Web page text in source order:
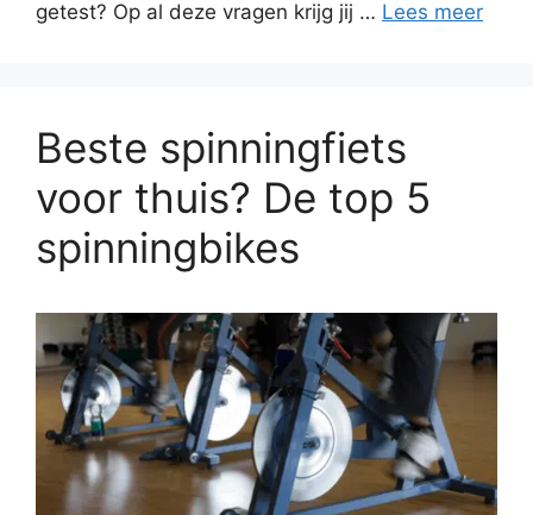
getest? Op al deze vragen krijg jij … Lees meer
Beste spinningfiets
voor thuis? De top 5
spinningbikes